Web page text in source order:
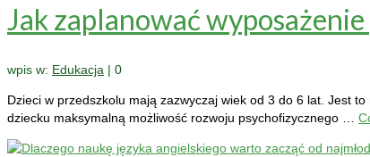
Jak zaplanować
wpis w: Edukacja | 0
Dzieci w przedszkolu mają zazwyczaj wiek od 3 do 6 lat. Jest
dziecku maksymalną możliwość rozwoju psychofizycznego …